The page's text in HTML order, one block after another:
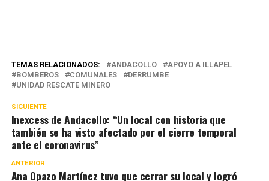
TEMAS RELACIONADOS: ANDACOLLO
APOYO A ILLAPEL
BOMBEROS
COMUNALES
DERRUMBE
UNIDAD RESCATE MINERO
SIGUIENTE
Inexcess de Andacollo: “Un local con historia que
también se ha visto afectado por el cierre temporal
ante el coronavirus”
ANTERIOR
Ana Opazo Martínez tuvo que cerrar su local y logró